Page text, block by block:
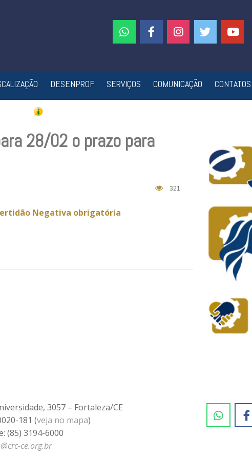
DESENPROF SERVIÇOS COMUNICAÇÃO CONTATOS
28/02 o prazo para
321
Negativa obrigatória
3057 – Fortaleza/CE
181 (veja no mapa)
(85) 3194-6000
ce.org.br